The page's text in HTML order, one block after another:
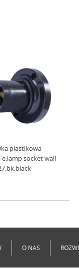
plastikowa
e.lamp socket wall
O NAS